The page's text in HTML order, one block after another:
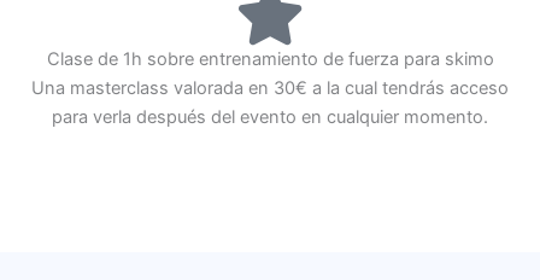
Clase de 1h sobre entrenamiento de fuerza para skimo
Una masterclass valorada en 30€ a la cual tendrás acceso
para verla después del evento en cualquier momento.